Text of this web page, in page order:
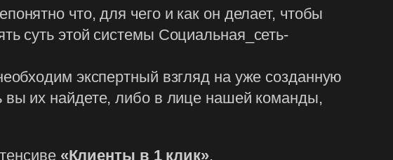
что, для чего и как он делает, чтобы
суть этой системы Социальная_сеть-
экспертный взгляд на уже созданную
вы их найдете, либо в лице нашей команды,
«Клиенты в 1 клик».